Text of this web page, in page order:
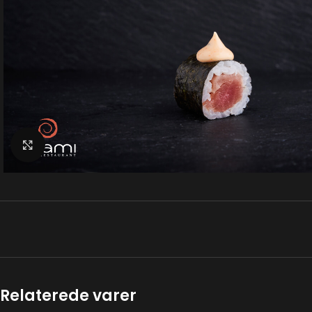
Klik for at forstørre
Relaterede varer